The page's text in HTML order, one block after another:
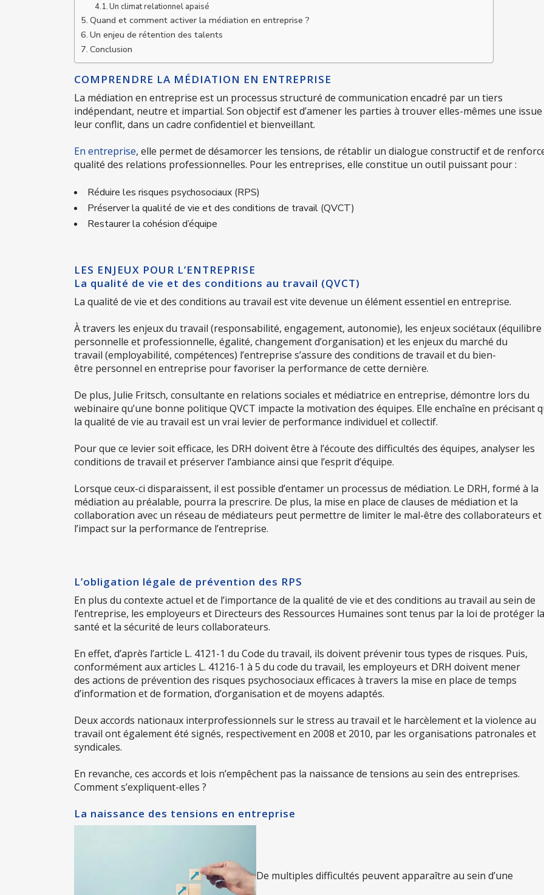
Un climat relationnel apaisé
Quand et comment activer la médiation en entreprise ?
Un enjeu de rétention des talents
Conclusion
COMPRENDRE LA MÉDIATION EN ENTREPRISE
La médiation en entreprise est un processus structuré de communication encadré par un tiers
indépendant, neutre et impartial. Son objectif est d’amener les parties à trouver elles-mêmes une issue
leur conflit, dans un cadre confidentiel et bienveillant.
En entreprise, elle permet de désamorcer les tensions, de rétablir un dialogue constructif et de
qualité des relations professionnelles. Pour les entreprises, elle constitue un outil puissant pour :
Réduire les risques psychosociaux (RPS)
Préserver la qualité de vie et des conditions de travail (QVCT)
Restaurer la cohésion d’équipe
LES ENJEUX POUR L’ENTREPRISE
La qualité de vie et des conditions au travail (QVCT)
La qualité de vie et des conditions au travail est vite devenue un élément essentiel en entreprise.
À travers les enjeux du travail (responsabilité, engagement, autonomie), les enjeux sociétaux (équilibre
personnelle et professionnelle, égalité, changement d’organisation) et les enjeux du marché du
travail (employabilité, compétences) l’entreprise s’assure des conditions de travail et du bien-
être personnel en entreprise pour favoriser la performance de cette dernière.
De plus, Julie Fritsch, consultante en relations sociales et médiatrice en entreprise, démontre lors du
webinaire qu’une bonne politique QVCT impacte la motivation des équipes. Elle enchaîne en précisant
la qualité de vie au travail est un vrai levier de performance individuel et collectif.
Pour que ce levier soit efficace, les DRH doivent être à l’écoute des difficultés des équipes, analyser les
conditions de travail et préserver l’ambiance ainsi que l’esprit d’équipe.
Lorsque ceux-ci disparaissent, il est possible d’entamer un processus de médiation. Le DRH, formé à la
médiation au préalable, pourra la prescrire. De plus, la mise en place de clauses de médiation et la
collaboration avec un réseau de médiateurs peut permettre de limiter le mal-être des collaborateurs et
l’impact sur la performance de l’entreprise.
L’obligation légale de prévention des RPS
En plus du contexte actuel et de l’importance de la qualité de vie et des conditions au travail au sein de
l’entreprise, les employeurs et Directeurs des Ressources Humaines sont tenus par la loi de protéger la
santé et la sécurité de leurs collaborateurs.
En effet, d’après l’article L. 4121-1 du Code du travail, ils doivent prévenir tous types de risques. Puis,
conformément aux articles L. 41216-1 à 5 du code du travail, les employeurs et DRH doivent mener
des actions de prévention des risques psychosociaux efficaces à travers la mise en place de temps
d’information et de formation, d’organisation et de moyens adaptés.
Deux accords nationaux interprofessionnels sur le stress au travail et le harcèlement et la violence au
travail ont également été signés, respectivement en 2008 et 2010, par les organisations patronales et
syndicales.
En revanche, ces accords et lois n’empêchent pas la naissance de tensions au sein des entreprises.
Comment s’expliquent-elles ?
La naissance des tensions en entreprise
De multiples difficultés peuvent apparaître au sein d’une